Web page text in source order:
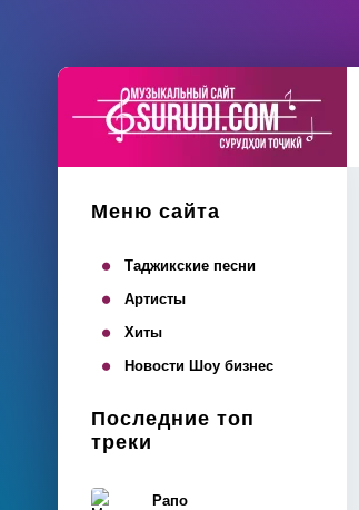
Меню сайта
Таджикские песни
Артисты
Хиты
Новости Шоу бизнес
Последние топ
треки
Рапо